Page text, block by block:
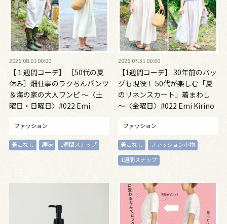
2026.08.01 00:00
【１週間コーデ】 ［50代の夏
休み］畑仕事のラクちんパンツ
＆海の家の大人ワンピ ～〈土
曜日・日曜日〉#022 Emi
ファッション
着こなし 趣味 1週間スナップ
2026.07.31 00:00
【1週間コーデ】 30年前のバッ
グも現役！ 50代が楽しむ「夏
のリネンスカート」着まわし
～〈金曜日〉#022 Emi Kirino
ファッション
着こなし
ファッション小物
1週間スナップ